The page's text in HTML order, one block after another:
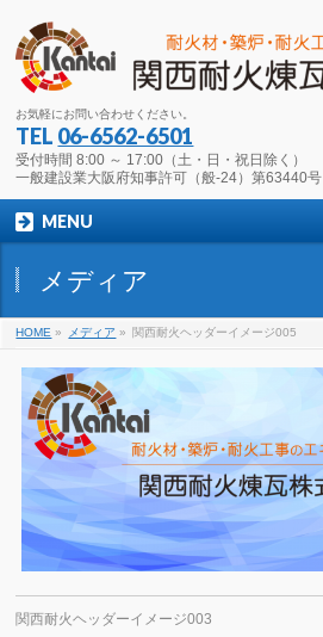
お気軽にお問い合わせください。
TEL 06-6562-6501
受付時間 8:00 ～ 17:00（土・日・祝日除く）
一般建設業大阪府知事許可（般-24）第63440号
MENU
メディア
HOME » メディア » 関西耐火ヘッダーイメージ005
関西耐火ヘッダーイメージ003